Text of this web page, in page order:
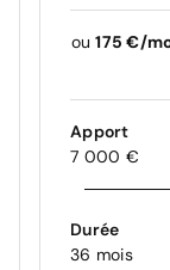
ou175 €/
Apport
7 000 €
Durée
36 mois